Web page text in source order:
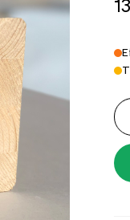
saunan